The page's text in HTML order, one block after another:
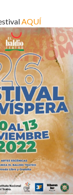
AQUÍ